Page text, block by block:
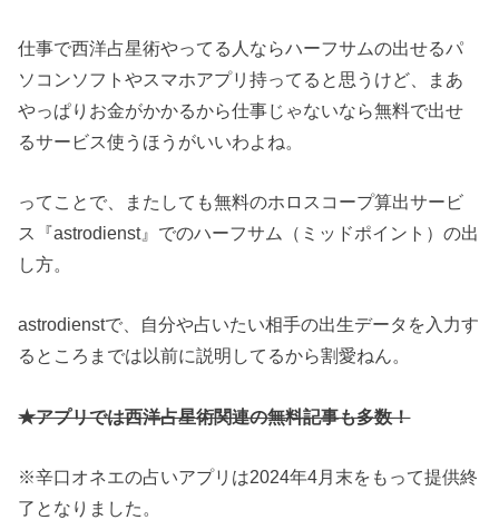
仕事で西洋占星術やってる人ならハーフサムの出せるパ
ソコンソフトやスマホアプリ持ってると思うけど、まあ
やっぱりお金がかかるから仕事じゃないなら無料で出せ
るサービス使うほうがいいわよね。
ってことで、またしても無料のホロスコープ算出サービ
ス『astrodienst』でのハーフサム（ミッドポイント）の出
し方。
astrodienstで、自分や占いたい相手の出生データを入力す
るところまでは以前に説明してるから割愛ねん。
★アプリでは西洋占星術関連の無料記事も多数！
※辛口オネエの占いアプリは2024年4月末をもって提供終
了となりました。